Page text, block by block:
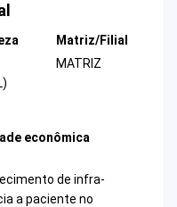
Matriz/Filial
MATRIZ
econômica
de infra-
a paciente no